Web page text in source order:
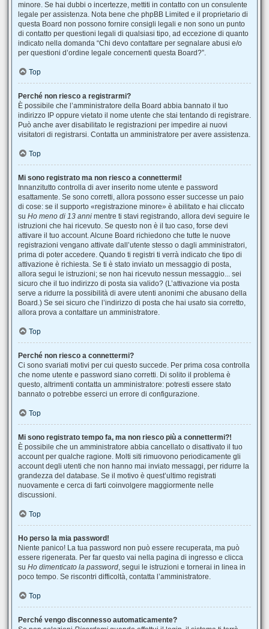
minore. Se hai dubbi o incertezze, mettiti in contatto con un consulente
legale per assistenza. Nota bene che phpBB Limited e il proprietario di
questa Board non possono fornire consigli legali e non sono un punto
di contatto per questioni legali di qualsiasi tipo, ad eccezione di quanto
indicato nella domanda “Chi devo contattare per segnalare abusi e/o
per questioni d’ordine legale concernenti questa Board?”.
Top
Perché non riesco a registrarmi?
È possibile che l’amministratore della Board abbia bannato il tuo
indirizzo IP oppure vietato il nome utente che stai tentando di registrare.
Può anche aver disabilitato le registrazioni per impedire ai nuovi
visitatori di registrarsi. Contatta un amministratore per avere assistenza.
Top
Mi sono registrato ma non riesco a connettermi!
Innanzitutto controlla di aver inserito nome utente e password
esattamente. Se sono corretti, allora possono esser successe un paio
di cose: se il supporto «registrazione minore» è abilitato e hai cliccato
su Ho meno di 13 anni mentre ti stavi registrando, allora devi seguire le
istruzioni che hai ricevuto. Se questo non è il tuo caso, forse devi
attivare il tuo account. Alcune Board richiedono che tutte le nuove
registrazioni vengano attivate dall’utente stesso o dagli amministratori,
prima di poter accedere. Quando ti registri ti verrà indicato che tipo di
attivazione è richiesta. Se ti è stato inviato un messaggio di posta,
allora segui le istruzioni; se non hai ricevuto nessun messaggio... sei
sicuro che il tuo indirizzo di posta sia valido? (L’attivazione via posta
serve a ridurre la possibilità di avere utenti anonimi che abusano della
Board.) Se sei sicuro che l’indirizzo di posta che hai usato sia corretto,
allora prova a contattare un amministratore.
Top
Perché non riesco a connettermi?
Ci sono svariati motivi per cui questo succede. Per prima cosa controlla
che nome utente e password siano corretti. Di solito il problema è
questo, altrimenti contatta un amministratore: potresti essere stato
bannato o potrebbe esserci un errore di configurazione.
Top
Mi sono registrato tempo fa, ma non riesco più a connettermi?!
È possibile che un amministratore abbia cancellato o disattivato il tuo
account per qualche ragione. Molti siti rimuovono periodicamente gli
account degli utenti che non hanno mai inviato messaggi, per ridurre la
grandezza del database. Se il motivo è quest’ultimo registrati
nuovamente e cerca di farti coinvolgere maggiormente nelle
discussioni.
Top
Ho perso la mia password!
Niente panico! La tua password non può essere recuperata, ma può
essere rigenerata. Per far questo vai nella pagina di ingresso e clicca
su Ho dimenticato la password, segui le istruzioni e tornerai in linea in
poco tempo. Se riscontri difficoltà, contatta l’amministratore.
Top
Perché vengo disconnesso automaticamente?